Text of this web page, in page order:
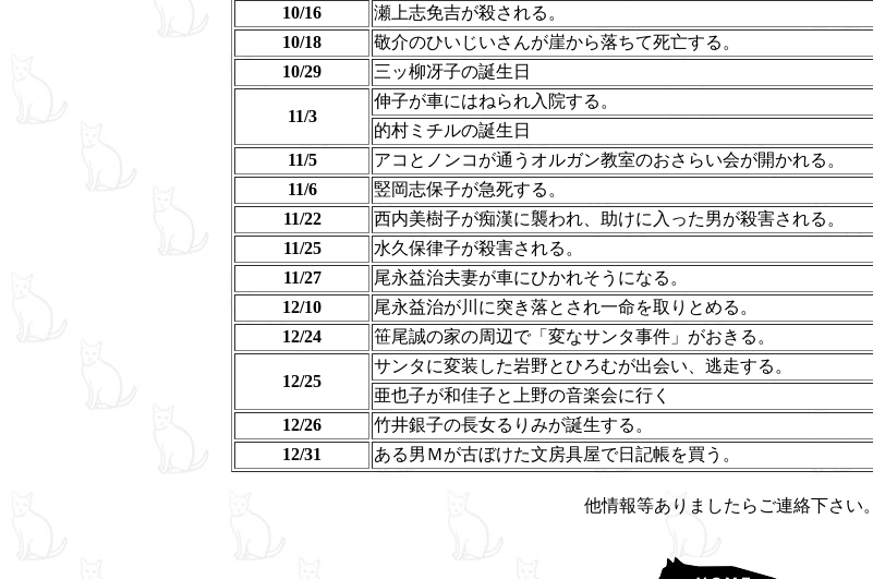
10/16
瀬上志免吉が殺される。
10/18
敬介のひいじいさんが崖から落ちて死亡する。
10/29
三ッ柳冴子の誕生日
11/3
伸子が車にはねられ入院する。
的村ミチルの誕生日
11/5
アコとノンコが通うオルガン教室のおさらい会が開かれる。
11/6
竪岡志保子が急死する。
11/22
西内美樹子が痴漢に襲われ、助けに入った男が殺害される。
11/25
水久保律子が殺害される。
11/27
尾永益治夫妻が車にひかれそうになる。
12/10
尾永益治が川に突き落とされ一命を取りとめる。
12/24
笹尾誠の家の周辺で「変なサンタ事件」がおきる。
12/25
サンタに変装した岩野とひろむが出会い、逃走する。
亜也子が和佳子と上野の音楽会に行く
12/26
竹井銀子の長女るりみが誕生する。
12/31
ある男Ｍが古ぼけた文房具屋で日記帳を買う。
他情報等ありましたらご連絡下さい。